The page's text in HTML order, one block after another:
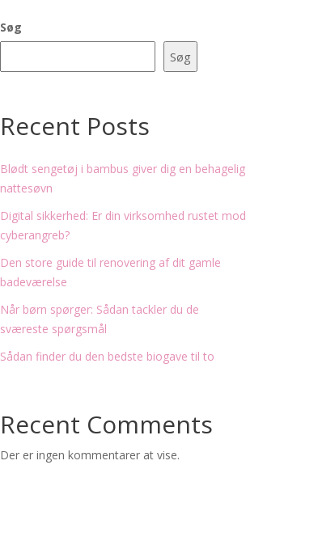
Søg
Søg
Recent Posts
Blødt sengetøj i bambus giver dig en behagelig
nattesøvn
Digital sikkerhed: Er din virksomhed rustet mod
cyberangreb?
Den store guide til renovering af dit gamle
badeværelse
Når børn spørger: Sådan tackler du de
sværeste spørgsmål
Sådan finder du den bedste biogave til to
Recent Comments
Der er ingen kommentarer at vise.